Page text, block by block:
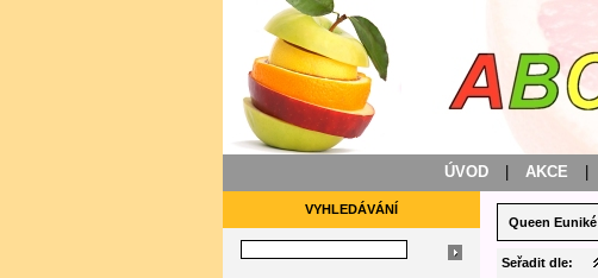
ÚVOD AKCE
VYHLEDÁVÁNÍ
Queen Euniké
Seřadit dle: